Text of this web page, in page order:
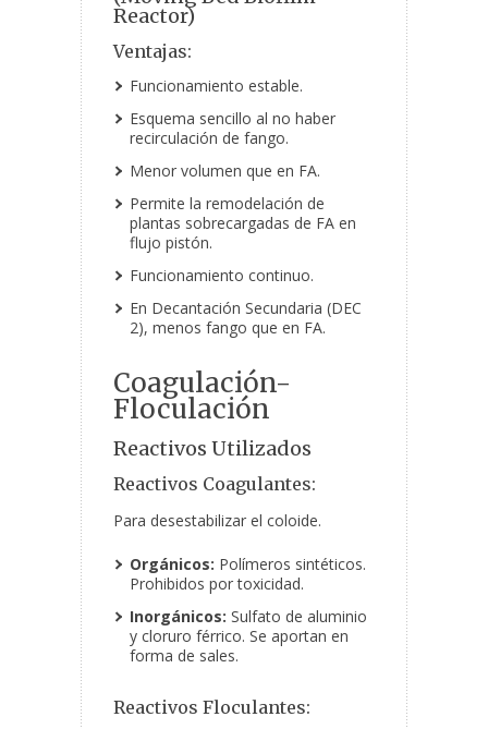
Reactor)
Ventajas:
Funcionamiento estable.
Esquema sencillo al no haber
recirculación de fango.
Menor volumen que en FA.
Permite la remodelación de
plantas sobrecargadas de FA en
flujo pistón.
Funcionamiento continuo.
En Decantación Secundaria (DEC
2), menos fango que en FA.
Coagulación-
Floculación
Reactivos Utilizados
Reactivos Coagulantes:
Para desestabilizar el coloide.
Orgánicos: Polímeros sintéticos.
Prohibidos por toxicidad.
Inorgánicos: Sulfato de aluminio
y cloruro férrico. Se aportan en
forma de sales.
Reactivos Floculantes: